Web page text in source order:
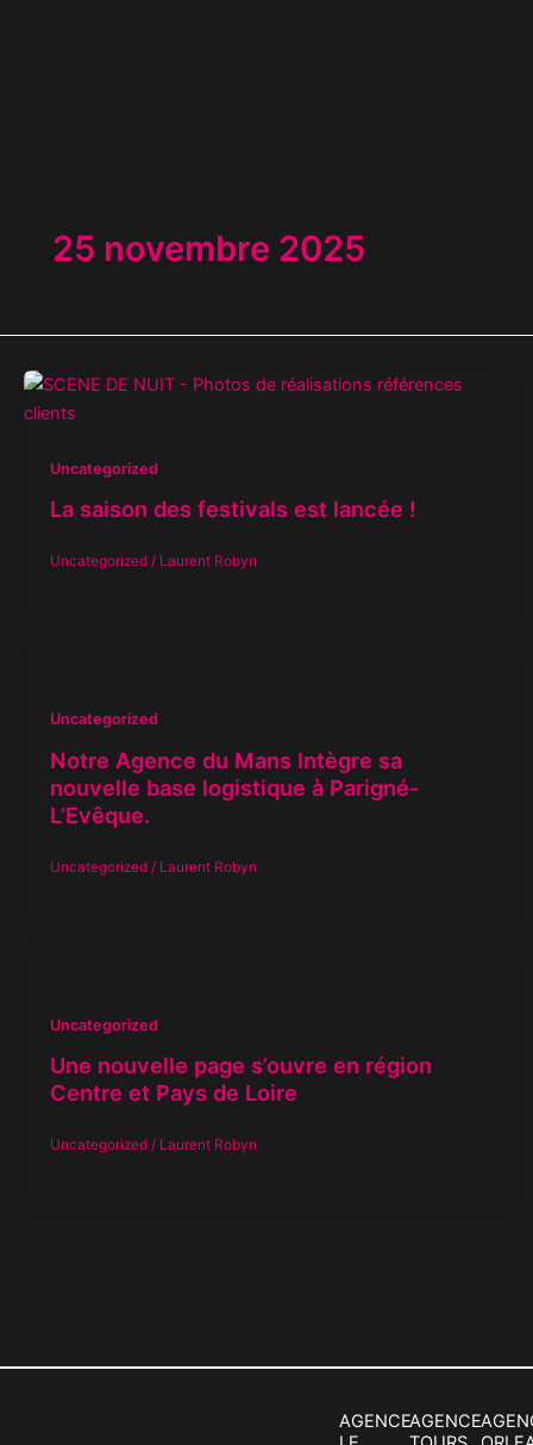
25 novembre 2025
Uncategorized
La saison des festivals est lancée !
Uncategorized / Laurent Robyn
Uncategorized
Notre Agence du Mans Intègre sa
nouvelle base logistique à Parigné-
L’Evêque.
Uncategorized/ Laurent Robyn
Uncategorized
Une nouvelle page s’ouvre en région
Centre et Pays de Loire
Uncategorized / Laurent Robyn
AGENCEAGENCE